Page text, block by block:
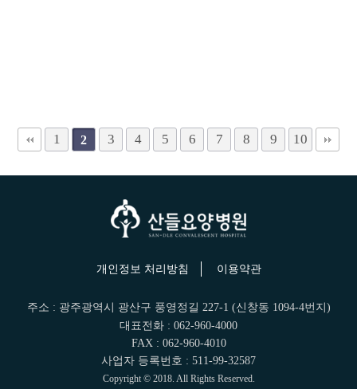
1 2 3 4 5 6 7 8 9 10
개인정보 처리방침 이용약관
주소 : 광주광역시 광산구 풍영정길 227-1 (신창동 1094-4번지)
대표전화 : 062-960-4000
FAX : 062-960-4010
사업자 등록번호 : 511-99-32587
Copyright © 2018. All Rights Reserved.